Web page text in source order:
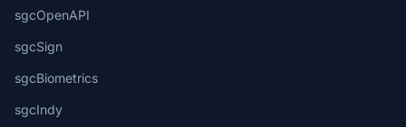
sgcOpenAPI
sgcSign
sgcBiometrics
sgcIndy